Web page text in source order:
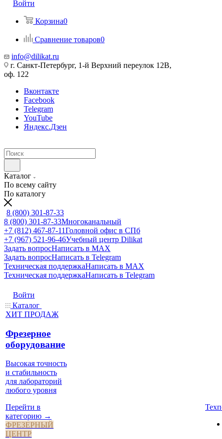
Войти
Корзина0
Сравнение товаров0
info@dilikat.ru
г. Санкт-Петербург, 1-й Верхний переулок 12В,
оф. 122
Вконтакте
Facebook
Telegram
YouTube
Яндекс.Дзен
Каталог
По всему сайту
По каталогу
8 (800) 301-87-33
8 (800) 301-87-33Многоканальный
+7 (812) 467-87-11Головной офис в СПб
+7 (967) 521-96-46Учебный центр Dilikat
Задать вопросНаписать в MAX
Задать вопросНаписать в Telegram
Техническая поддержкаНаписать в MAX
Техническая поддержкаНаписать в Telegram
Войти
Каталог
ХИТ ПРОДАЖ
Фрезерное
оборудование
Высокая точность
и стабильность
для лабораторий
любого уровня
Перейти в
категорию →
ФРЕЗЕРНЫЙ
ЦЕНТР